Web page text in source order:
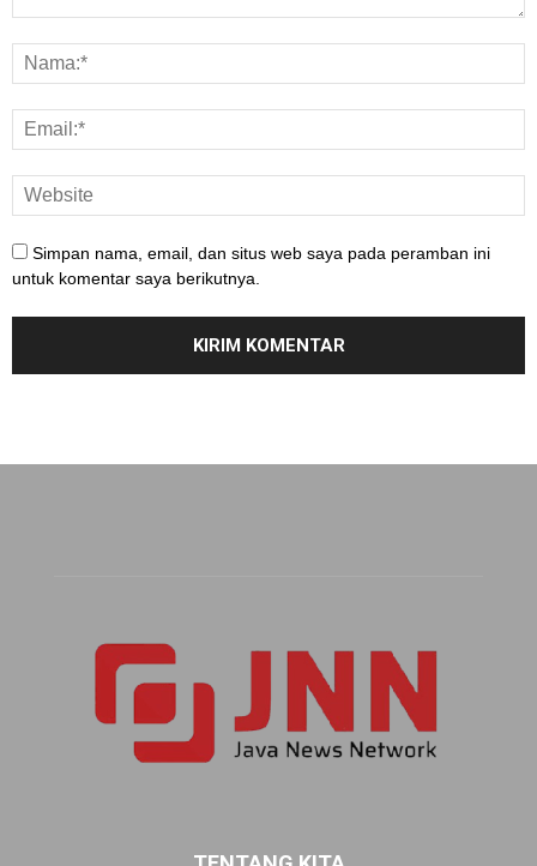
Simpan nama, email, dan situs web saya pada peramban ini
untuk komentar saya berikutnya.